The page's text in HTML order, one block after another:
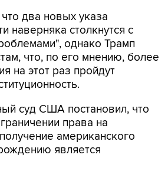
что два новых указа
наверняка столкнутся с
однако Трамп
что, по его мнению, более
на этот раз пройдут
суд США постановил, что
права на
американского
является